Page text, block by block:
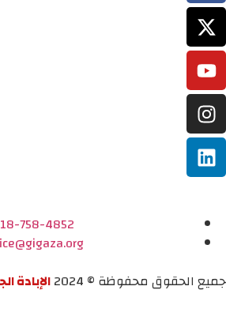
758-4852
جميع الحقوق محفوظة © 2024
الإبادة